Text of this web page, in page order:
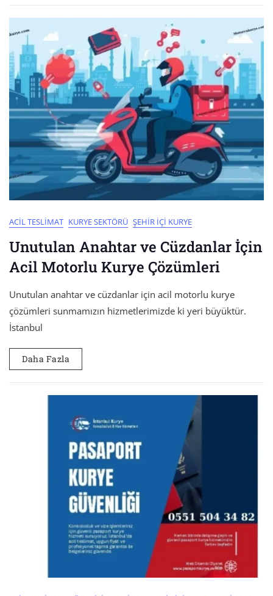
ACIL TESLIMAT KURYE SEKTÖRÜ ŞEHIR İÇI KURYE
Unutulan Anahtar ve Cüzdanlar İçin
Acil Motorlu Kurye Çözümleri
Unutulan anahtar ve cüzdanlar için acil motorlu kurye
çözümleri sunmamızın hizmetlerimizde ki yeri büyüktür.
İstanbul
Daha Fazla